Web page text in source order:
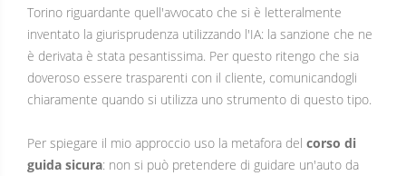
Torino riguardante quell'avvocato che si è letteralmente
inventato la giurisprudenza utilizzando l'IA: la sanzione che ne
è derivata è stata pesantissima. Per questo ritengo che sia
doveroso essere trasparenti con il cliente, comunicandogli
chiaramente quando si utilizza uno strumento di questo tipo.
Per spiegare il mio approccio uso la metafora del corso di
guida sicura: non si può pretendere di guidare un'auto da